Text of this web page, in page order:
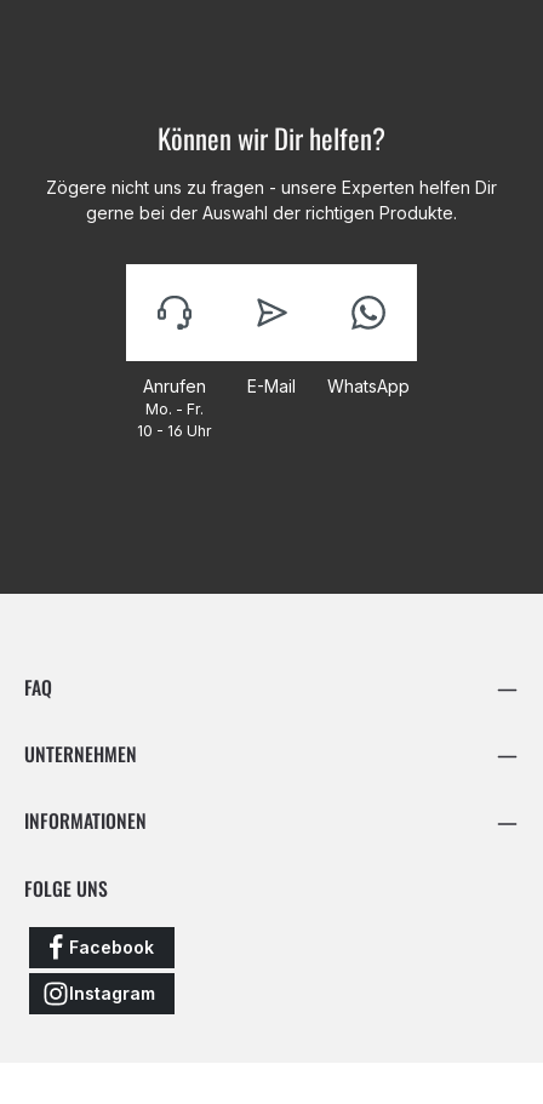
Können wir Dir helfen?
Zögere nicht uns zu fragen - unsere Experten helfen Dir
gerne bei der Auswahl der richtigen Produkte.
Anrufen
Mo. - Fr.
10 - 16 Uhr
E-Mail WhatsApp
FAQ
UNTERNEHMEN
INFORMATIONEN
FOLGE UNS
Facebook
Instagram